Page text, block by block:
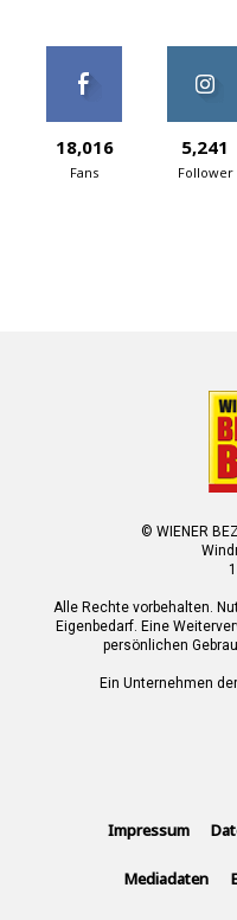
18,016
Fans
5,241
Follower
© WIENER
Alle Rechte vorbehalten.
Eigenbedarf. Eine
persönlichen
Ein Unternehmen der
Impressum
Mediadaten